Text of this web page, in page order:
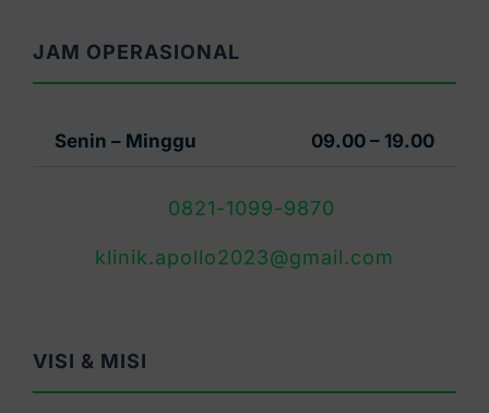
JAM OPERASIONAL
Senin – Minggu 09.00 – 19.00
0821-1099-9870
klinik.apollo2023@gmail.com
VISI & MISI